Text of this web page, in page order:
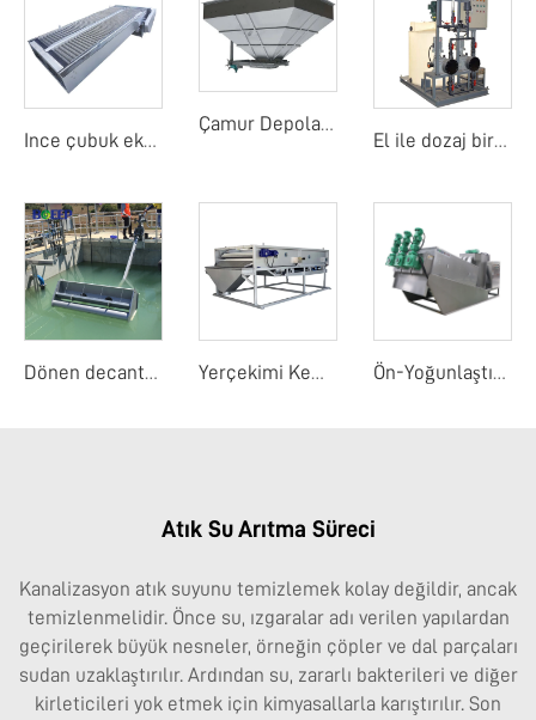
Ince çubuk ekranı
Çamur Depolama Yuvası
El ile dozaj birimi
Dönen decanter Yerçekimi Kemer Yoğunlaştırıcı Ön-Yoğunlaştırma Şerit Çamur Su Ayırıcı
Atık Su Arıtma Süreci
Kanalizasyon atık suyunu temizlemek kolay değildir, ancak
temizlenmelidir. Önce su, ızgaralar adı verilen yapılardan
geçirilerek büyük nesneler, örneğin çöpler ve dal parçaları
sudan uzaklaştırılır. Ardından su, zararlı bakterileri ve diğer
kirleticileri yok etmek için kimyasallarla karıştırılır. Son